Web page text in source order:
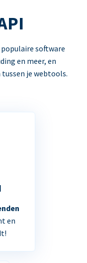
software
en meer, en
je webtools.
en